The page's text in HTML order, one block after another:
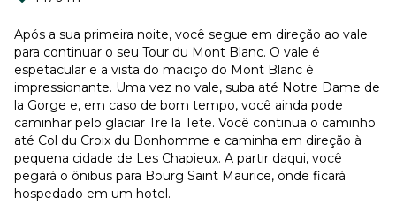
Após a sua primeira noite, você segue em direção ao vale
para continuar o seu Tour du Mont Blanc. O vale é
espetacular e a vista do maciço do Mont Blanc é
impressionante. Uma vez no vale, suba até Notre Dame de
la Gorge e, em caso de bom tempo, você ainda pode
caminhar pelo glaciar Tre la Tete. Você continua o caminho
até Col du Croix du Bonhomme e caminha em direção à
pequena cidade de Les Chapieux. A partir daqui, você
pegará o ônibus para Bourg Saint Maurice, onde ficará
hospedado em um hotel.